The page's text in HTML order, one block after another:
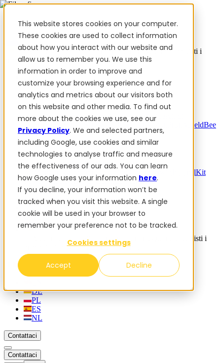
This website stores cookies on your computer.
These cookies are used to collect information
about how you interact with our website and
allow us to remember you. We use this
information in order to improve and
customize your browsing experience and for
analytics and metrics about our visitors both
on this website and other media. To find out
more about the cookies we use, see our
Privacy Policy. We and selected partners,
including Google, use cookies and similar
technologies to analyse traffic and measure
the effectiveness of our ads. You can learn
how Google uses your information here.
If you decline, your information won’t be
tracked when you visit this website. A single
cookie will be used in your browser to
remember your preference not to be tracked.
Cookies settings
Accept Decline
✨ Abbiamo più di 50 dipendenti ucraini. Quando acquisti i
prodotti FieldBee, supporti l'Ucraina.
Prodotti
PowerSteer™PowerSteer ReadyPowerGuide
PowerSteer VisionPro myFieldBee
Componenti aggiuntivi
App di navigazioneStazione base RTKTablet
Control Switch PanelKit
PowerWheel1 anno di Garanzia Premium
Software
Per i rivenditori
Contatti
✨ Abbiamo più di 50 dipendenti ucraini. Quando acquisti i
prodotti FieldBee, supporti l'Ucraina.
IT
DE
PL
ES
NL
Contattaci
Contattaci